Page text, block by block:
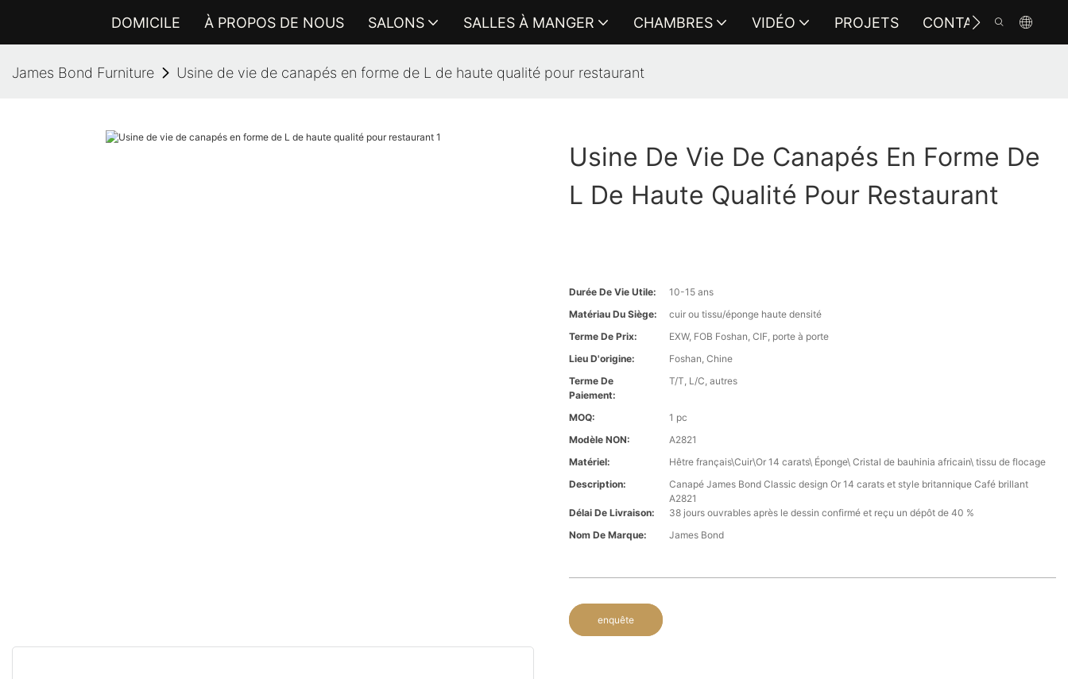
DOMICILE À PROPOS DE NOUS SALONS SALLES À MANGER CHAMBRES VIDÉO PROJETS CONTACTEZ-NOUS
James Bond Furniture Usine de vie de canapés en forme de L de haute qualité pour restaurant
Usine De Vie De Canapés En Forme De
L De Haute Qualité Pour Restaurant
Durée De Vie Utile:
10-15 ans
Matériau Du Siège:
cuir ou tissu/éponge haute densité
Terme De Prix:
EXW, FOB Foshan, CIF, porte à porte
Lieu D'origine:
Foshan, Chine
Terme De
Paiement:
T/T, L/C, autres
MOQ:
1 pc
Modèle NON:
A2821
Matériel:
Hêtre français\Cuir\Or 14 carats\ Éponge\ Cristal de bauhinia africain\ tissu de flocage
Description:
Canapé James Bond Classic design Or 14 carats et style britannique Café brillant
A2821
Délai De Livraison:
38 jours ouvrables après le dessin confirmé et reçu un dépôt de 40 %
Nom De Marque:
James Bond
enquête